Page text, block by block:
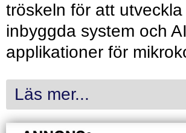
tröskeln för att
inbyggda system och
applikationer för
Läs mer...